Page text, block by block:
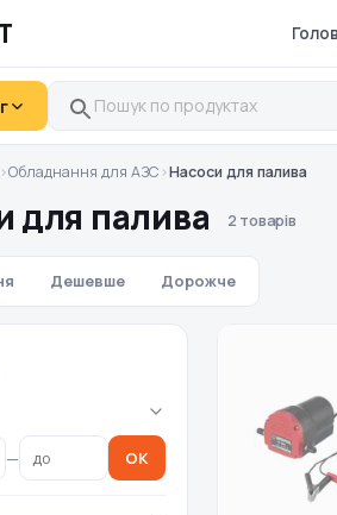
›Обладнання для АЗС ›Насоси для палива
для палива 2 товарів
Дешевше Дорожче
— OK